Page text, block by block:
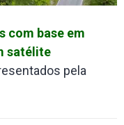
com base em
satélite
pela